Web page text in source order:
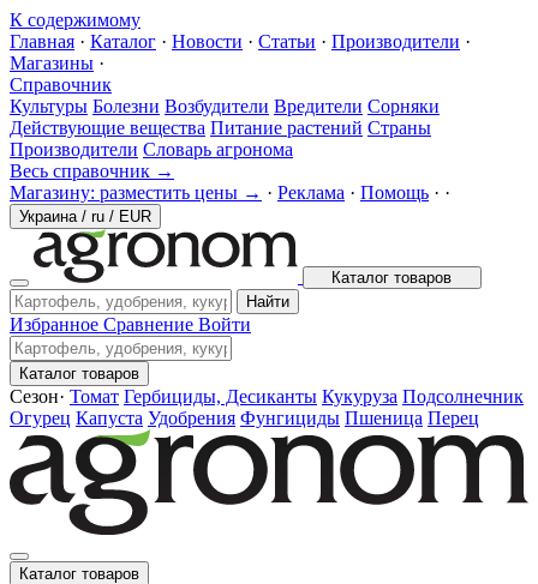
К содержимому
Главная · Каталог · Новости · Статьи · Производители ·
Магазины ·
Справочник
Культуры Болезни Возбудители Вредители Сорняки
Действующие вещества Питание растений Страны
Производители Словарь агронома
Весь справочник →
Магазину: разместить цены → · Реклама · Помощь · ·
Украина / ru / EUR
Каталог товаров
Найти
Избранное Сравнение Войти
Каталог товаров
Сезон· Томат Гербициды, Десиканты Кукуруза Подсолнечник
Огурец Капуста Удобрения Фунгициды Пшеница Перец
Каталог товаров